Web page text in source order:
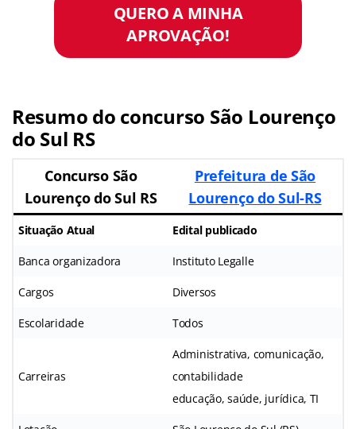
QUERO A MINHA
APROVAÇÃO!
Resumo do concurso São Lourenço
do Sul RS
Concurso São
Lourenço do Sul RS
Prefeitura de São
Lourenço do Sul-RS
Situação Atual Edital publicado
Banca organizadora Instituto Legalle
Cargos Diversos
Escolaridade Todos
Carreiras
Administrativa, comunicação,
contabilidade
educação, saúde, jurídica, TI